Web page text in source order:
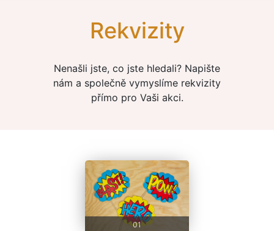
Rekvizity
Nenašli jste, co jste hledali? Napište
nám a společně vymyslíme rekvizity
přímo pro Vaši akci.
01